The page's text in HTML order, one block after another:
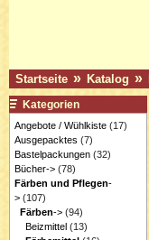
Startseite » Katalog »
Kategorien
Angebote / Wühlkiste(17)
Ausgepacktes (7)
Bastelpackungen(32)
Bücher->(78)
Färben und Pflegen-
>(107)
Färben->(94)
Beizmittel(13)